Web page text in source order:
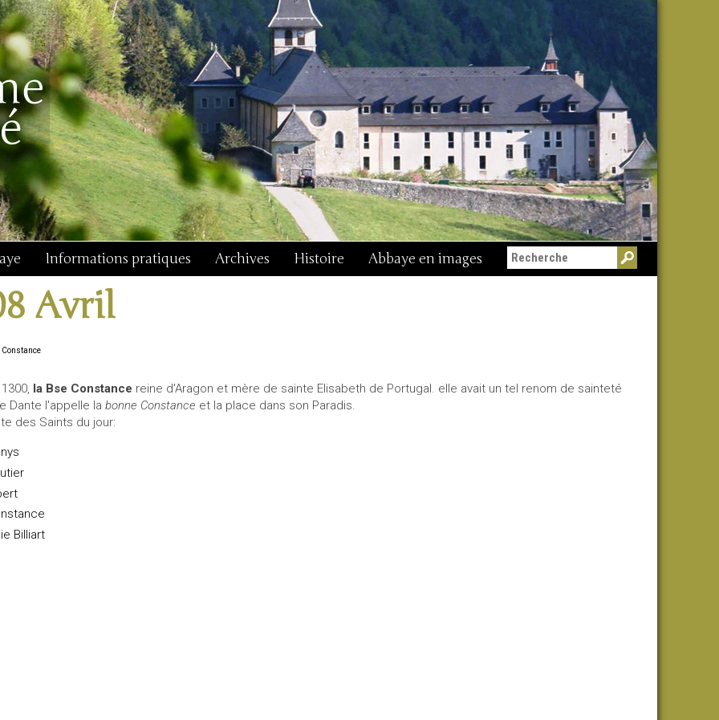
Informations pratiques Archives Histoire Abbaye en images
Avril
Constance
la Bse Constance reine d'Aragon et mère de sainte Elisabeth de Portugal. elle avait un tel renom de sainteté
Dante l'appelle la bonne Constance et la place dans son Paradis.
des Saints du jour:
Billiart